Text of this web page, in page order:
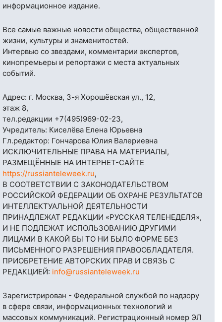
информационное издание.
Все самые важные новости общества, общественной
жизни, культуры и знаменитостей.
Интервью со звездами, комментарии экспертов,
кинопремьеры и репортажи с места актуальных
событий.
Адрес: г. Москва, 3-я Хорошёвская ул., 12,
этаж 8,
тел.редакции +7(495)969-02-23,
Учредитель: Киселёва Елена Юрьевна
Гл.редактор: Гончарова Юлия Валериевна
ИСКЛЮЧИТЕЛЬНЫЕ ПРАВА НА МАТЕРИАЛЫ,
РАЗМЕЩЁННЫЕ НА ИНТЕРНЕТ-САЙТЕ
https://russianteleweek.ru,
В СООТВЕТСТВИИ С ЗАКОНОДАТЕЛЬСТВОМ
РОССИЙСКОЙ ФЕДЕРАЦИИ ОБ ОХРАНЕ РЕЗУЛЬТАТОВ
ИНТЕЛЛЕКТУАЛЬНОЙ ДЕЯТЕЛЬНОСТИ
ПРИНАДЛЕЖАТ РЕДАКЦИИ «РУССКАЯ ТЕЛЕНЕДЕЛЯ»,
И НЕ ПОДЛЕЖАТ ИСПОЛЬЗОВАНИЮ ДРУГИМИ
ЛИЦАМИ В КАКОЙ БЫ ТО НИ БЫЛО ФОРМЕ БЕЗ
ПИСЬМЕННОГО РАЗРЕШЕНИЯ ПРАВООБЛАДАТЕЛЯ.
ПРИОБРЕТЕНИЕ АВТОРСКИХ ПРАВ И СВЯЗЬ С
РЕДАКЦИЕЙ: info@russianteleweek.ru
Зарегистрирован - Федеральной службой по надзору
в сфере связи, информационных технологий и
массовых коммуникаций. Регистрационный номер ЭЛ